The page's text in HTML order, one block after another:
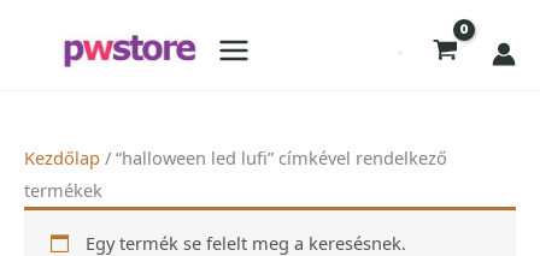
Kezdőlap / “halloween led lufi” címkével rendelkező
termékek
Egy termék se felelt meg a keresésnek.